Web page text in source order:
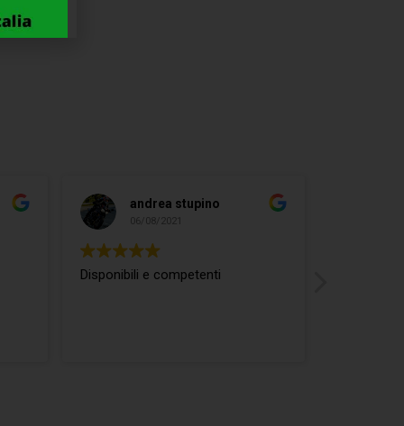
andrea stupino
06/08/2021
Disponibili e competenti